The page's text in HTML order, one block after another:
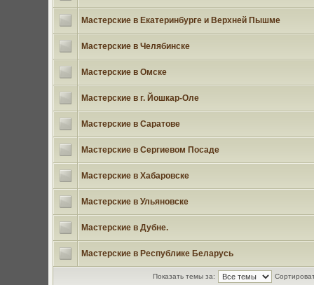
Мастерские в Екатеринбурге и Верхней Пышме
Мастерские в Челябинске
Мастерские в Омске
Мастерские в г. Йошкар-Оле
Мастерские в Саратове
Мастерские в Сергиевом Посаде
Мастерские в Хабаровске
Мастерские в Ульяновске
Мастерские в Дубне.
Мастерские в Республике Беларусь
Показать темы за: